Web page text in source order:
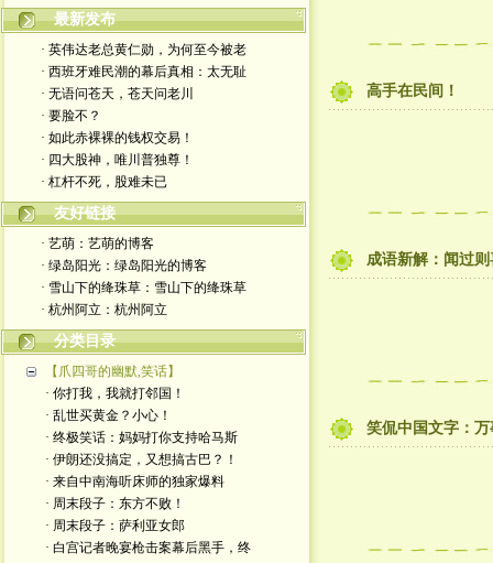
嬉笑怒骂皆文章，酸甜苦辣铸人生
最新发布
· 英伟达老总黄仁勋，为何至今被老
· 西班牙难民潮的幕后真相：太无耻
· 无语问苍天，苍天问老川
· 要脸不？
· 如此赤裸裸的钱权交易！
· 四大股神，唯川普独尊！
· 杠杆不死，股难未已
友好链接
· 艺萌：艺萌的博客
· 绿岛阳光：绿岛阳光的博客
· 雪山下的绛珠草：雪山下的绛珠草
· 杭州阿立：杭州阿立
分类目录
【爪四哥的幽默,笑话】
· 你打我，我就打邻国！
· 乱世买黄金？小心！
· 终极笑话：妈妈打你支持哈马斯
· 伊朗还没搞定，又想搞古巴？！
· 来自中南海听床师的独家爆料
· 周末段子：东方不败！
· 周末段子：萨利亚女郎
· 白宫记者晚宴枪击案幕后黑手，终
高手在民间！
成语新解：闻过则
笑侃中国文字：